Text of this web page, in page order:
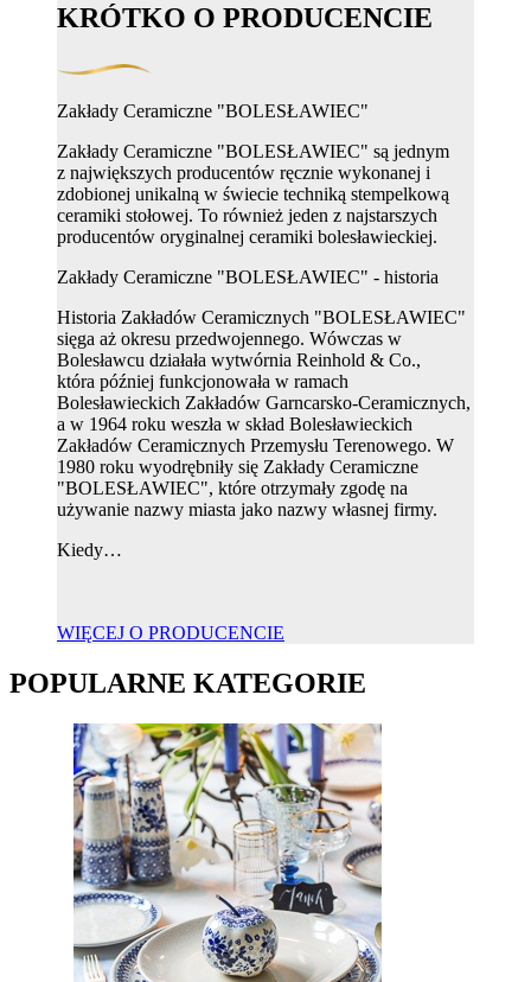
KRÓTKO O PRODUCENCIE
Zakłady Ceramiczne "BOLESŁAWIEC"
Zakłady Ceramiczne "BOLESŁAWIEC" są jednym
z największych producentów ręcznie wykonanej i
zdobionej unikalną w świecie techniką stempelkową
ceramiki stołowej. To również jeden z najstarszych
producentów oryginalnej ceramiki bolesławieckiej.
Zakłady Ceramiczne "BOLESŁAWIEC" - historia
Historia Zakładów Ceramicznych "BOLESŁAWIEC"
sięga aż okresu przedwojennego. Wówczas w
Bolesławcu działała wytwórnia Reinhold & Co.,
która później funkcjonowała w ramach
Bolesławieckich Zakładów Garncarsko-Ceramicznych,
a w 1964 roku weszła w skład Bolesławieckich
Zakładów Ceramicznych Przemysłu Terenowego. W
1980 roku wyodrębniły się Zakłady Ceramiczne
"BOLESŁAWIEC", które otrzymały zgodę na
używanie nazwy miasta jako nazwy własnej firmy.
Kiedy…
WIĘCEJ O PRODUCENCIE
POPULARNE KATEGORIE